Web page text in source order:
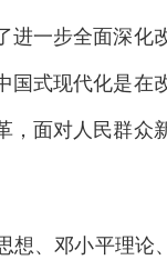
一步全面深化
式现代化是
面对人民群
邓小平理论